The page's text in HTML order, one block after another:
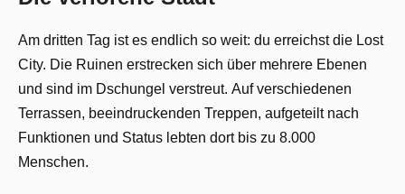
Am dritten Tag ist es endlich so weit: du erreichst die Lost
City. Die Ruinen erstrecken sich über mehrere Ebenen
und sind im Dschungel verstreut. Auf verschiedenen
Terrassen, beeindruckenden Treppen, aufgeteilt nach
Funktionen und Status lebten dort bis zu 8.000
Menschen.